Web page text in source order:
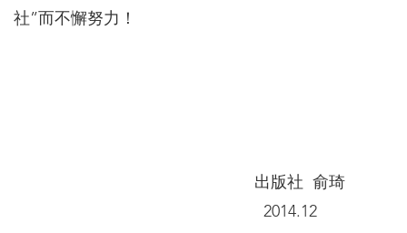
社”而不懈努力！
出版社 俞琦
2014.12